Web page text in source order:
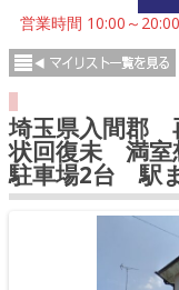
営業時間 10:00～20:00
埼玉県入間
状回復未 満
駐車場2台 駅